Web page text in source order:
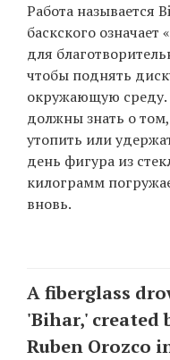
Работа называется
баскского означает
для
чтобы поднять
окружающую
должны знать о
утопить или
день фигура из
килограмм
вновь.
A fiberglass
'Bihar,' created
Ruben Orozco